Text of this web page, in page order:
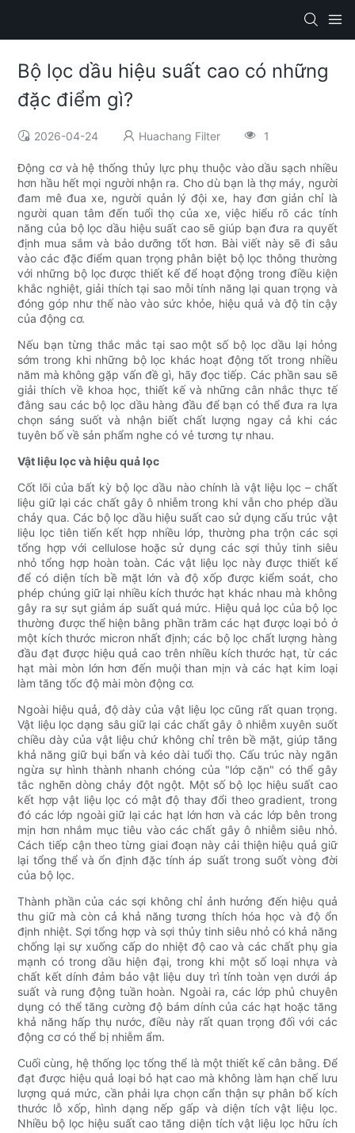
Bộ lọc dầu hiệu suất cao có những
đặc điểm gì?
2026-04-24 Huachang Filter 1
Động cơ và hệ thống thủy lực phụ thuộc vào dầu sạch nhiều
hơn hầu hết mọi người nhận ra. Cho dù bạn là thợ máy, người
đam mê đua xe, người quản lý đội xe, hay đơn giản chỉ là
người quan tâm đến tuổi thọ của xe, việc hiểu rõ các tính
năng của bộ lọc dầu hiệu suất cao sẽ giúp bạn đưa ra quyết
định mua sắm và bảo dưỡng tốt hơn. Bài viết này sẽ đi sâu
vào các đặc điểm quan trọng phân biệt bộ lọc thông thường
với những bộ lọc được thiết kế để hoạt động trong điều kiện
khắc nghiệt, giải thích tại sao mỗi tính năng lại quan trọng và
đóng góp như thế nào vào sức khỏe, hiệu quả và độ tin cậy
của động cơ.
Nếu bạn từng thắc mắc tại sao một số bộ lọc dầu lại hỏng
sớm trong khi những bộ lọc khác hoạt động tốt trong nhiều
năm mà không gặp vấn đề gì, hãy đọc tiếp. Các phần sau sẽ
giải thích về khoa học, thiết kế và những cân nhắc thực tế
đằng sau các bộ lọc dầu hàng đầu để bạn có thể đưa ra lựa
chọn sáng suốt và nhận biết chất lượng ngay cả khi các
tuyên bố về sản phẩm nghe có vẻ tương tự nhau.
Vật liệu lọc và hiệu quả lọc
Cốt lõi của bất kỳ bộ lọc dầu nào chính là vật liệu lọc – chất
liệu giữ lại các chất gây ô nhiễm trong khi vẫn cho phép dầu
chảy qua. Các bộ lọc dầu hiệu suất cao sử dụng cấu trúc vật
liệu lọc tiên tiến kết hợp nhiều lớp, thường pha trộn các sợi
tổng hợp với cellulose hoặc sử dụng các sợi thủy tinh siêu
nhỏ tổng hợp hoàn toàn. Các vật liệu lọc này được thiết kế
để có diện tích bề mặt lớn và độ xốp được kiểm soát, cho
phép chúng giữ lại nhiều kích thước hạt khác nhau mà không
gây ra sự sụt giảm áp suất quá mức. Hiệu quả lọc của bộ lọc
thường được thể hiện bằng phần trăm các hạt được loại bỏ ở
một kích thước micron nhất định; các bộ lọc chất lượng hàng
đầu đạt được hiệu quả cao trên nhiều kích thước hạt, từ các
hạt mài mòn lớn hơn đến muội than mịn và các hạt kim loại
làm tăng tốc độ mài mòn động cơ.
Ngoài hiệu quả, độ dày của vật liệu lọc cũng rất quan trọng.
Vật liệu lọc dạng sâu giữ lại các chất gây ô nhiễm xuyên suốt
chiều dày của vật liệu chứ không chỉ trên bề mặt, giúp tăng
khả năng giữ bụi bẩn và kéo dài tuổi thọ. Cấu trúc này ngăn
ngừa sự hình thành nhanh chóng của "lớp cặn" có thể gây
tắc nghẽn dòng chảy đột ngột. Một số bộ lọc hiệu suất cao
kết hợp vật liệu lọc có mật độ thay đổi theo gradient, trong
đó các lớp ngoài giữ lại các hạt lớn hơn và các lớp bên trong
mịn hơn nhắm mục tiêu vào các chất gây ô nhiễm siêu nhỏ.
Cách tiếp cận theo từng giai đoạn này cải thiện hiệu quả giữ
lại tổng thể và ổn định đặc tính áp suất trong suốt vòng đời
của bộ lọc.
Thành phần của các sợi không chỉ ảnh hưởng đến hiệu quả
thu giữ mà còn cả khả năng tương thích hóa học và độ ổn
định nhiệt. Sợi tổng hợp và sợi thủy tinh siêu nhỏ có khả năng
chống lại sự xuống cấp do nhiệt độ cao và các chất phụ gia
mạnh có trong dầu hiện đại, trong khi một số loại nhựa và
chất kết dính đảm bảo vật liệu duy trì tính toàn vẹn dưới áp
suất và rung động tuần hoàn. Ngoài ra, các lớp phủ chuyên
dụng có thể tăng cường độ bám dính của các hạt hoặc tăng
khả năng hấp thụ nước, điều này rất quan trọng đối với các
động cơ có thể bị nhiễm ẩm.
Cuối cùng, hệ thống lọc tổng thể là một thiết kế cân bằng. Để
đạt được hiệu quả loại bỏ hạt cao mà không làm hạn chế lưu
lượng quá mức, cần phải lựa chọn cẩn thận sự phân bố kích
thước lỗ xốp, hình dạng nếp gấp và diện tích vật liệu lọc.
Nhiều bộ lọc hiệu suất cao tăng diện tích vật liệu lọc hữu ích